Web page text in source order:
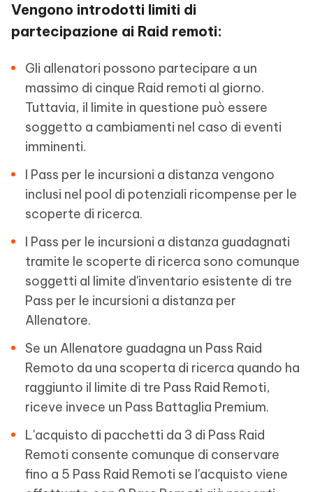
Vengono introdotti limiti di
partecipazione ai Raid remoti:
Gli allenatori possono partecipare a un
massimo di cinque Raid remoti al giorno.
Tuttavia, il limite in questione può essere
soggetto a cambiamenti nel caso di eventi
imminenti.
I Pass per le incursioni a distanza vengono
inclusi nel pool di potenziali ricompense per le
scoperte di ricerca.
I Pass per le incursioni a distanza guadagnati
tramite le scoperte di ricerca sono comunque
soggetti al limite d'inventario esistente di tre
Pass per le incursioni a distanza per
Allenatore.
Se un Allenatore guadagna un Pass Raid
Remoto da una scoperta di ricerca quando ha
raggiunto il limite di tre Pass Raid Remoti,
riceve invece un Pass Battaglia Premium.
L'acquisto di pacchetti da 3 di Pass Raid
Remoti consente comunque di conservare
fino a 5 Pass Raid Remoti se l'acquisto viene